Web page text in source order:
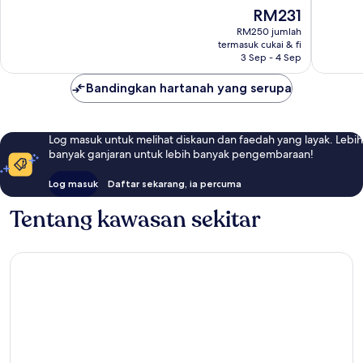
Harga
ialah
RM231
RM231
RM250 jumlah
termasuk cukai & fi
3 Sep - 4 Sep
Bandingkan hartanah yang serupa
Log masuk untuk melihat diskaun dan faedah yang layak. Lebih
banyak ganjaran untuk lebih banyak pengembaraan!
Log masuk Daftar sekarang, ia percuma
Tentang kawasan sekitar